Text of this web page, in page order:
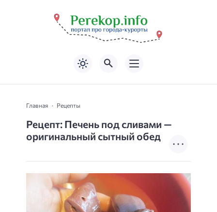
Главная Рецепты
Рецепт: Печень под сливами —
оригинальный сытный обед